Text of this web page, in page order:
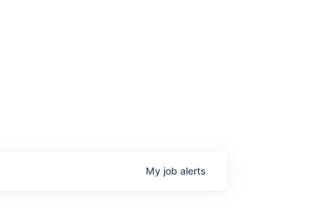
My job alerts